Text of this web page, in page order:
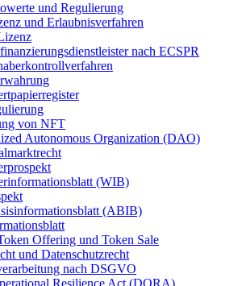
und Regulierung
und Erlaubnisverfahren
nach ECSPR
von NFT
Autonomous Organization (DAO)
(WIB)
(ABIB)
Offering und Token Sale
und Datenschutzrecht
nach DSGVO
Resilience Act (DORA)